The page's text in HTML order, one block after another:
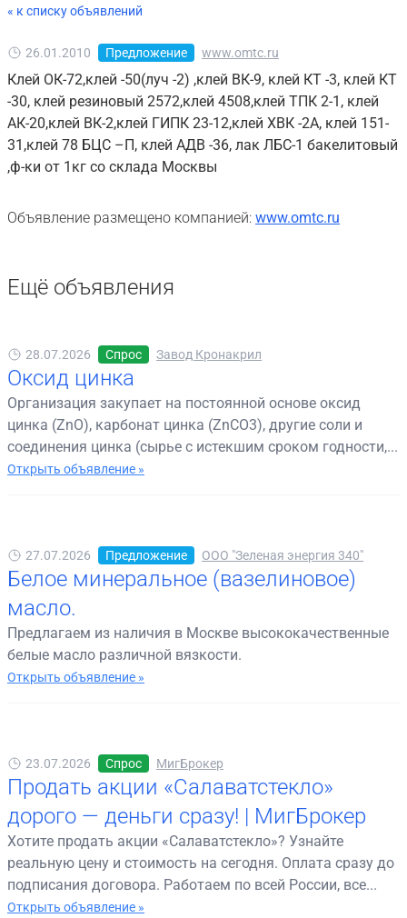
« к списку объявлений
26.01.2010 Предложение www.omtc.ru
Клей ОК-72,клей -50(луч -2) ,клей ВК-9, клей КТ -3, клей КТ
-30, клей резиновый 2572,клей 4508,клей ТПК 2-1, клей
АК-20,клей ВК-2,клей ГИПК 23-12,клей ХВК -2А, клей 151-
31,клей 78 БЦС –П, клей АДВ -36, лак ЛБС-1 бакелитовый
,ф-ки от 1кг со склада Москвы
Объявление размещено компанией: www.omtc.ru
Ещё объявления
28.07.2026 Спрос Завод Кронакрил
Оксид цинка
Организация закупает на постоянной основе оксид
цинка (ZnO), карбонат цинка (ZnCO3), другие соли и
соединения цинка (сырье с истекшим сроком годности,...
Открыть объявление »
27.07.2026 Предложение ООО "Зеленая энергия 340"
Белое минеральное (вазелиновое)
масло.
Предлагаем из наличия в Москве высококачественные
белые масло различной вязкости.
Открыть объявление »
23.07.2026 Спрос МигБрокер
Продать акции «Салаватстекло»
дорого — деньги сразу! | МигБрокер
Хотите продать акции «Салаватстекло»? Узнайте
реальную цену и стоимость на сегодня. Оплата сразу до
подписания договора. Работаем по всей России, все...
Открыть объявление »